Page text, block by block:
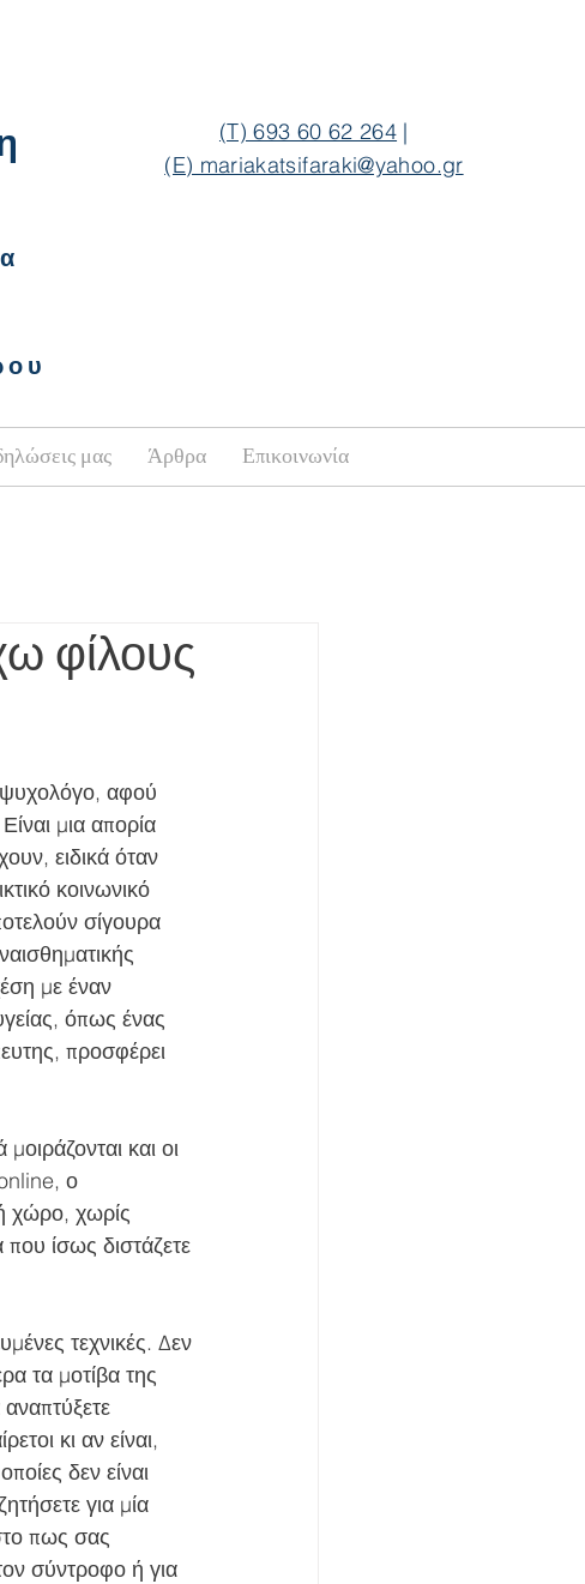
(T) 693 60 62 264 |
(E) mariakatsifaraki@yahoo.gr
μας Άρθρα Επικοινωνία
φίλους
ψυχολόγο, αφού
μια απορία
ειδικά όταν
κοινωνικό
σίγουρα
με έναν
όπως ένας
προσφέρει
ο
χώρο, χωρίς
ίσως διστάζετε
τα μοτίβα της
κι αν είναι,
δεν είναι
για μία
πως σας
σύντροφο ή για